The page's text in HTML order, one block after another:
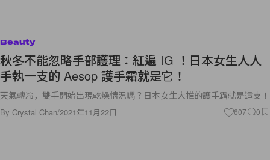
秋冬不能忽略手部護理：紅遍 IG ！日本女生人人
手執一支的 Aesop 護手霜就是它！
天氣轉冷，雙手開始出現乾燥情況嗎？日本女生大推的護手霜就是這支！
ByCrystal Chan/2021年11月22日 607 0